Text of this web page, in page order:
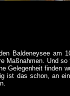
Baldeneysee am
Maßnahmen. Und
Gelegenheit finden
ist das schon, an